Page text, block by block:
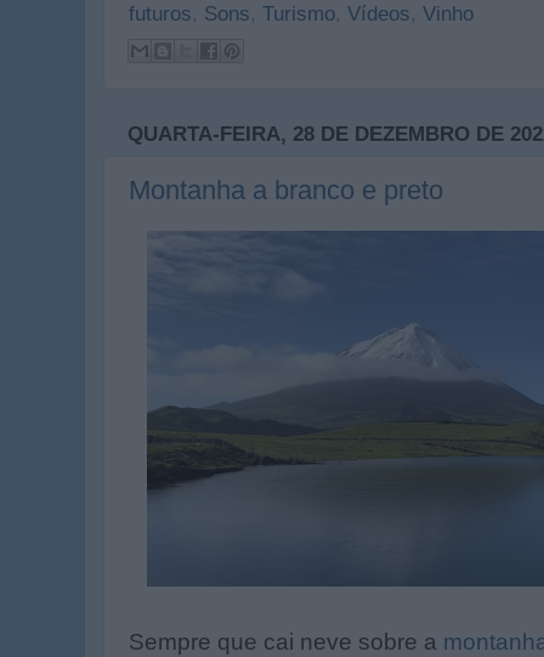
futuros, Sons, Turismo, Vídeos, Vinho
QUARTA-FEIRA, 28 DE DEZEMBRO DE
Montanha a branco e preto
Sempre que cai neve sobre a